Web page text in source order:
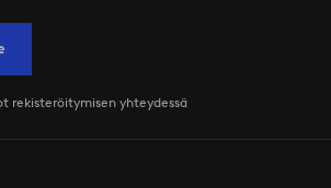
rekisteröitymisen yhteydessä